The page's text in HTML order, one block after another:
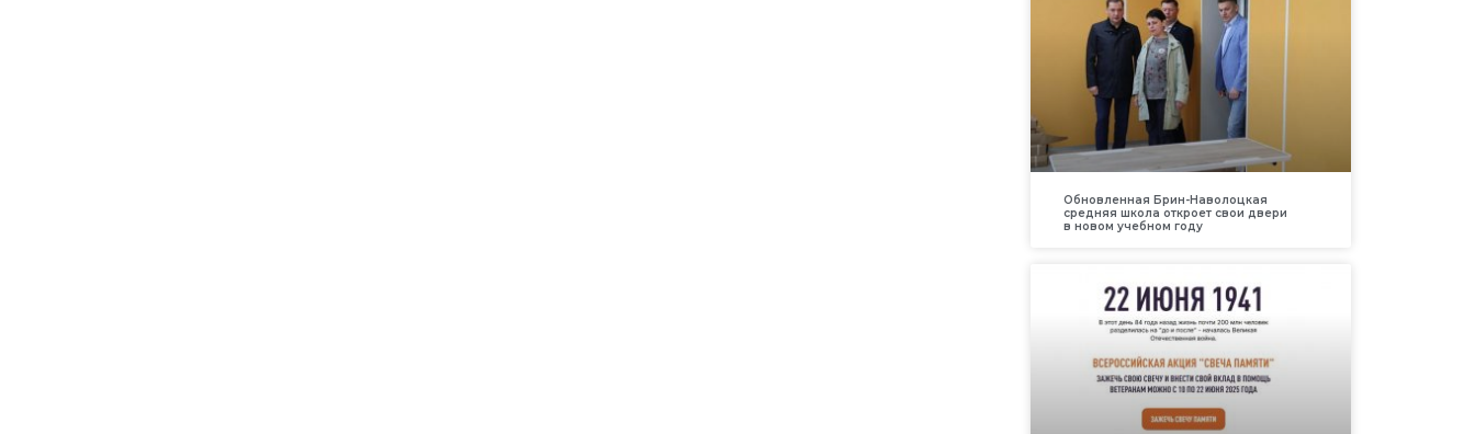
Обновленная Брин-Наволоцкая
средняя школа откроет свои двери
в новом учебном году